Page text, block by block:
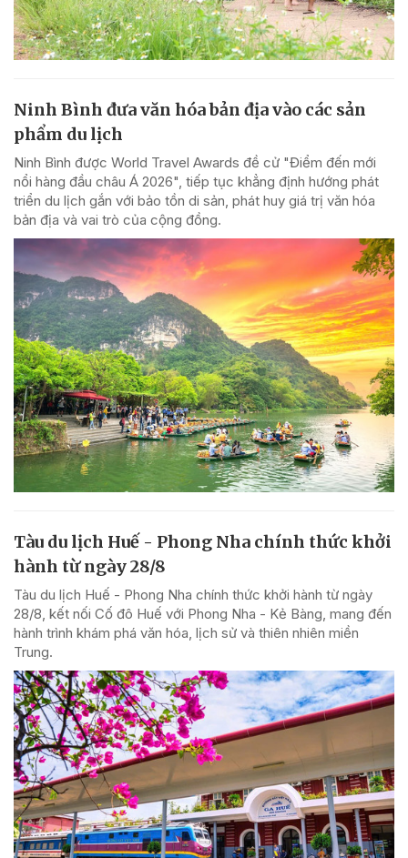
Ninh Bình đưa văn hóa bản địa vào các sản
phẩm du lịch
Ninh Bình được World Travel Awards đề cử "Điểm đến mới
nổi hàng đầu châu Á 2026", tiếp tục khẳng định hướng phát
triển du lịch gắn với bảo tồn di sản, phát huy giá trị văn hóa
bản địa và vai trò của cộng đồng.
Tàu du lịch Huế - Phong Nha chính thức khởi
hành từ ngày 28/8
Tàu du lịch Huế - Phong Nha chính thức khởi hành từ ngày
28/8, kết nối Cố đô Huế với Phong Nha - Kẻ Bàng, mang đến
hành trình khám phá văn hóa, lịch sử và thiên nhiên miền
Trung.